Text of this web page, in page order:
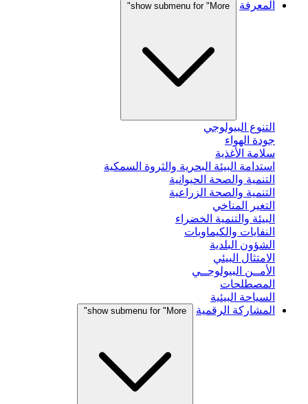
المعرفة
show submenu for "More"
التنوع البيولوجي
جودة الهواء
سلامة الأغذية
استدامة البيئة البحرية والثروة السمكية
التنمية والصحة الحيوانية
التنمية والصحة الزراعية
التغير المناخي
البيئة والتنمية الخضراء
النفايات والكيماويات
الشؤون البلدية
الامتثال البيئي
الأمــن البيولوجــي
المصطلحات
السياحة البيئية
المشاركة الرقمية
show submenu for "More"